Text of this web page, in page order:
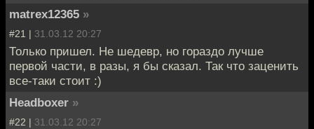
matrex12365 »
#21 | 31.03.12 20:27
Только пришел. Не шедевр, но гораздо лучше
первой части, в разы, я бы сказал. Так что заценить
все-таки стоит :)
Headboxer »
#22 | 31.03.12 20:27